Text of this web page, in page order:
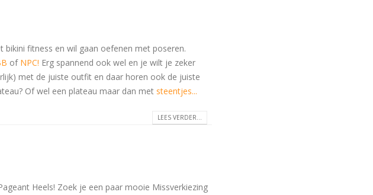
fitness en wil gaan oefenen met poseren.
of NPC! Erg spannend ook wel en je wilt je zeker
met de juiste outfit en daar horen ook de juiste
Of wel een plateau maar dan met steentjes...
LEES VERDER...
Heels! Zoek je een paar mooie Missverkiezing